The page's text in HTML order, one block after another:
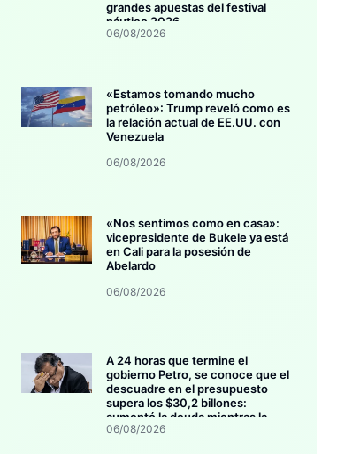
grandes apuestas del festival
náutico 2026
06/08/2026
«Estamos tomando mucho
petróleo»: Trump reveló como es
la relación actual de EE.UU. con
Venezuela
06/08/2026
«Nos sentimos como en casa»:
vicepresidente de Bukele ya está
en Cali para la posesión de
Abelardo
06/08/2026
A 24 horas que termine el
gobierno Petro, se conoce que el
descuadre en el presupuesto
supera los $30,2 billones:
aumentó la deuda mientras la
inversión se estanca
06/08/2026